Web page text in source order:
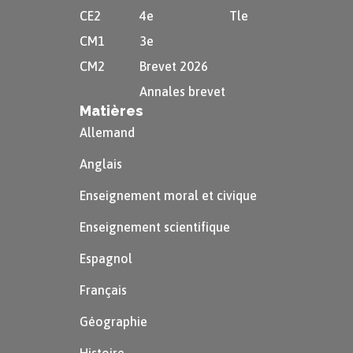
De même que c’est plutôt la nature et
non la ville qui est traditionnellement
jugée digne de l’écriture poétique.
La laideur de ces vieilles femmes, tout
comme celle de la ville, se révèlent
Dans le poème,
dans une
CE2
CM1
CM2
4e
3e
Brevet 2026
Annales brevet
Tle
Matières
Allemand
Anglais
Enseignement moral et civique
Enseignement scientifique
Espagnol
Français
Géographie